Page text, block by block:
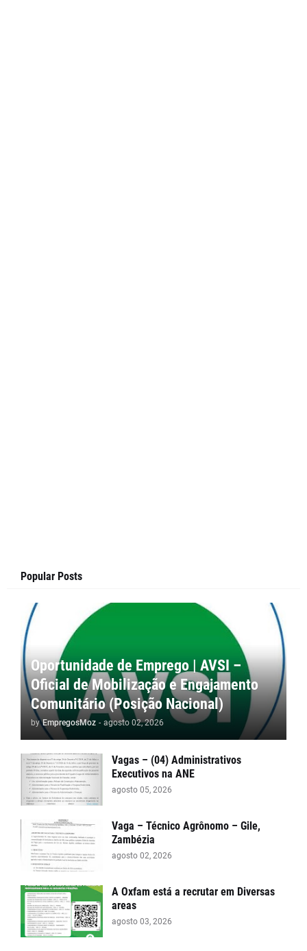
Popular Posts
Oportunidade de Emprego | AVSI –
Oficial de Mobilização e Engajamento
Comunitário (Posição Nacional)
by EmpregosMoz - agosto 02, 2026
Vagas – (04) Administrativos
Executivos na ANE
agosto 05, 2026
Vaga – Técnico Agrônomo – Gile,
Zambézia
agosto 02, 2026
A Oxfam está a recrutar em Diversas
areas
agosto 03, 2026